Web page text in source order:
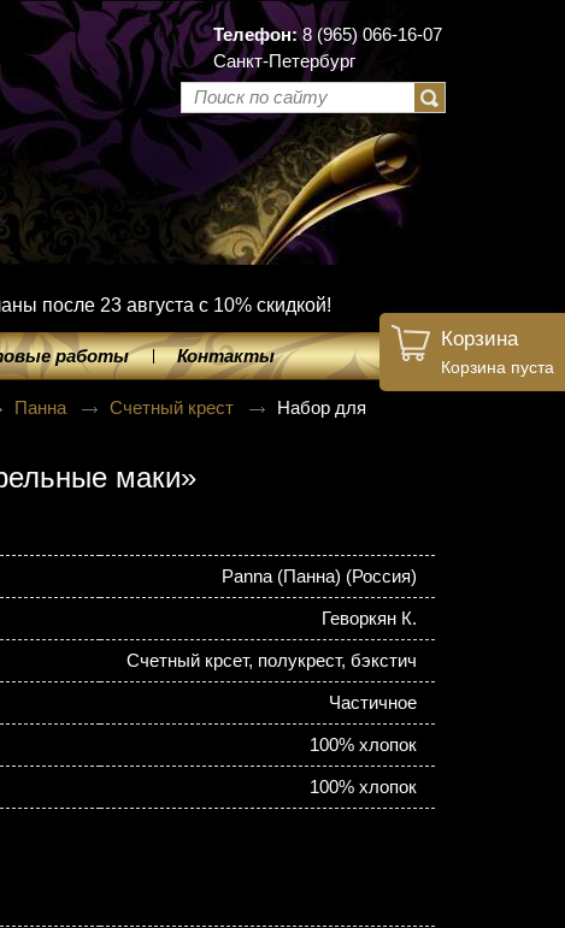
Телефон:8 (965) 066-16-07
Санкт-Петербург
после 23 августа с 10% скидкой!
работы Контакты
Корзина
Корзина пуста
Панна Счетный крест
Набор для
маки»
Panna (Панна) (Россия)
Геворкян К.
Счетный крсет, полукрест, бэкстич
Частичное
100% хлопок
100% хлопок